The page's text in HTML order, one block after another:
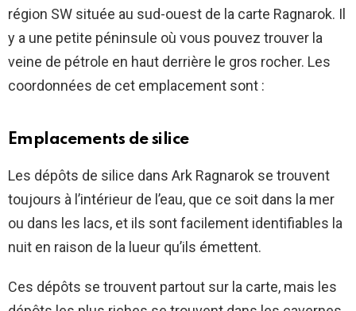
région SW située au sud-ouest de la carte Ragnarok. Il
y a une petite péninsule où vous pouvez trouver la
veine de pétrole en haut derrière le gros rocher. Les
coordonnées de cet emplacement sont :
Emplacements de silice
Les dépôts de silice dans Ark Ragnarok se trouvent
toujours à l’intérieur de l’eau, que ce soit dans la mer
ou dans les lacs, et ils sont facilement identifiables la
nuit en raison de la lueur qu’ils émettent.
Ces dépôts se trouvent partout sur la carte, mais les